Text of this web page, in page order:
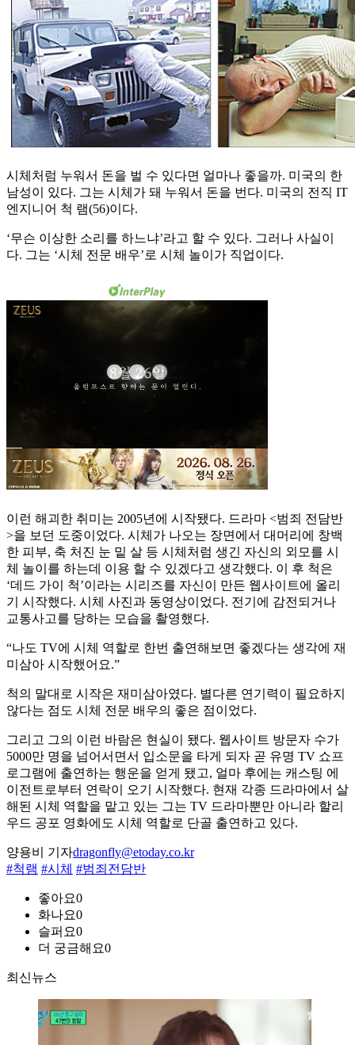
시체처럼 누워서 돈을 벌 수 있다면 얼마나 좋을까. 미국의 한
남성이 있다. 그는 시체가 돼 누워서 돈을 번다. 미국의 전직 IT
엔지니어 척 램(56)이다.
‘무슨 이상한 소리를 하느냐’라고 할 수 있다. 그러나 사실이
다. 그는 ‘시체 전문 배우’로 시체 놀이가 직업이다.
이런 해괴한 취미는 2005년에 시작됐다. 드라마 <범죄 전담반
>을 보던 도중이었다. 시체가 나오는 장면에서 대머리에 창백
한 피부, 축 처진 눈 밑 살 등 시체처럼 생긴 자신의 외모를 시
체 놀이를 하는데 이용 할 수 있겠다고 생각했다. 이 후 척은
‘데드 가이 척’이라는 시리즈를 자신이 만든 웹사이트에 올리
기 시작했다. 시체 사진과 동영상이었다. 전기에 감전되거나
교통사고를 당하는 모습을 촬영했다.
“나도 TV에 시체 역할로 한번 출연해보면 좋겠다는 생각에 재
미삼아 시작했어요.”
척의 말대로 시작은 재미삼아였다. 별다른 연기력이 필요하지
않다는 점도 시체 전문 배우의 좋은 점이었다.
그리고 그의 이런 바람은 현실이 됐다. 웹사이트 방문자 수가
5000만 명을 넘어서면서 입소문을 타게 되자 곧 유명 TV 쇼프
로그램에 출연하는 행운을 얻게 됐고, 얼마 후에는 캐스팅 에
이전트로부터 연락이 오기 시작했다. 현재 각종 드라마에서 살
해된 시체 역할을 맡고 있는 그는 TV 드라마뿐만 아니라 할리
우드 공포 영화에도 시체 역할로 단골 출연하고 있다.
양용비 기자dragonfly@etoday.co.kr
#척램 #시체 #범죄전담반
좋아요0
화나요0
슬퍼요0
더 궁금해요0
최신뉴스